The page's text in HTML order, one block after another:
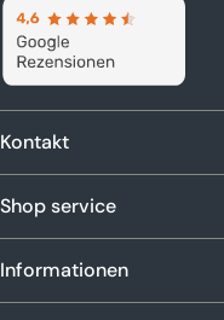
Kontakt
Shop service
Informationen